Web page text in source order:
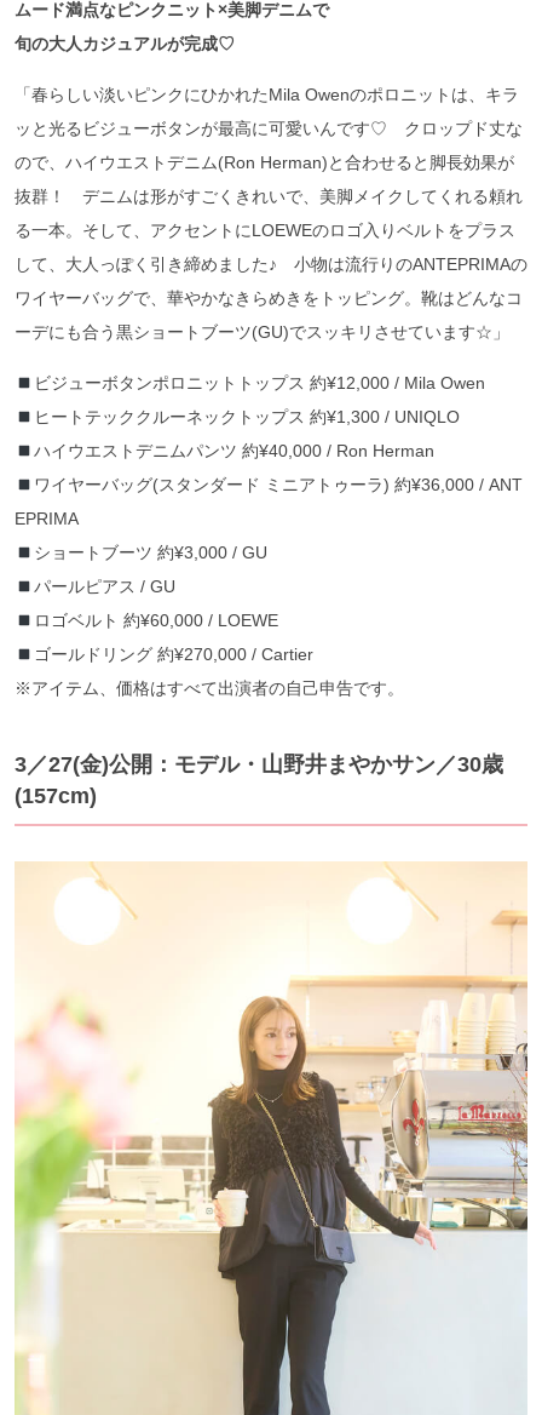
ムード満点なピンクニット×美脚デニムで
旬の大人カジュアルが完成♡
「春らしい淡いピンクにひかれたMila Owenのポロニットは、キラ
ッと光るビジューボタンが最高に可愛いんです♡ クロップド丈な
ので、ハイウエストデニム(Ron Herman)と合わせると脚長効果が
抜群！ デニムは形がすごくきれいで、美脚メイクしてくれる頼れ
る一本。そして、アクセントにLOEWEのロゴ入りベルトをプラス
して、大人っぽく引き締めました♪ 小物は流行りのANTEPRIMAの
ワイヤーバッグで、華やかなきらめきをトッピング。靴はどんなコ
ーデにも合う黒ショートブーツ(GU)でスッキリさせています☆」
ビジューボタンポロニットトップス 約¥12,000 / Mila Owen
ヒートテッククルーネックトップス 約¥1,300 / UNIQLO
ハイウエストデニムパンツ 約¥40,000 / Ron Herman
ワイヤーバッグ(スタンダード ミニアトゥーラ) 約¥36,000 / ANT
EPRIMA
ショートブーツ 約¥3,000 / GU
パールピアス / GU
ロゴベルト 約¥60,000 / LOEWE
ゴールドリング 約¥270,000 / Cartier
※アイテム、価格はすべて出演者の自己申告です。
3／27(金)公開：モデル・山野井まやかサン ／30歳
(157cm)